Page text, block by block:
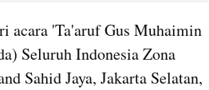
acara 'Ta'aruf Gus Muhaimin
Seluruh Indonesia Zona
Sahid Jaya, Jakarta Selatan,